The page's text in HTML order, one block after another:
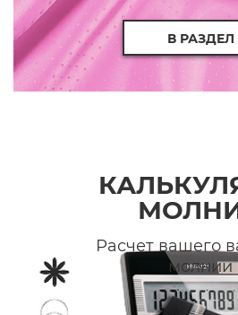
В РАЗДЕЛ
Расчет вашего
молнии